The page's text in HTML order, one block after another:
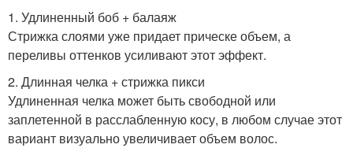
1. Удлиненный боб + балаяж
Стрижка слоями уже придает прическе объем, а
переливы оттенков усиливают этот эффект.
2. Длинная челка + стрижка пикси
Удлиненная челка может быть свободной или
заплетенной в расслабленную косу, в любом случае этот
вариант визуально увеличивает объем волос.